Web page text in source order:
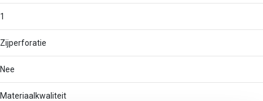
1
Zijperforatie
Nee
Materiaalkwaliteit